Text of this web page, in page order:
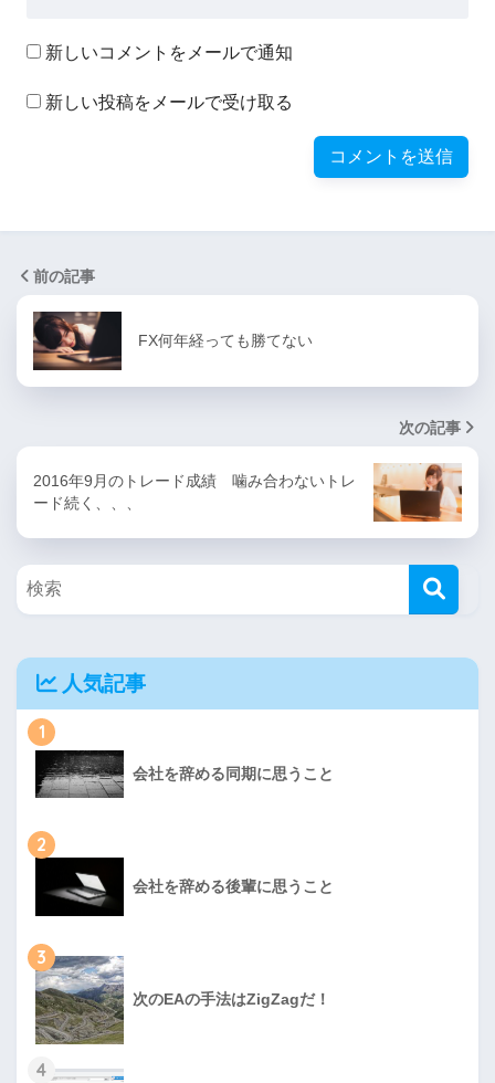
新しいコメントをメールで通知
新しい投稿をメールで受け取る
前の記事
FX何年経っても勝てない
次の記事
2016年9月のトレード成績 噛み合わないトレ
ード続く、、、
人気記事
1
会社を辞める同期に思うこと
2
会社を辞める後輩に思うこと
3
次のEAの手法はZigZagだ！
4